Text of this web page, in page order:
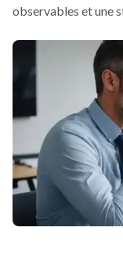
observables et une